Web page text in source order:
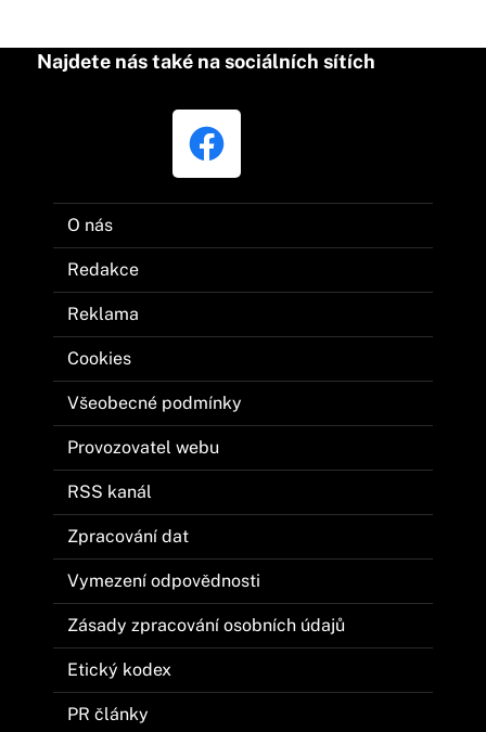
Najdete nás také na sociálních sítích
O nás
Redakce
Reklama
Cookies
Všeobecné podmínky
Provozovatel webu
RSS kanál
Zpracování dat
Vymezení odpovědnosti
Zásady zpracování osobních údajů
Etický kodex
PR články